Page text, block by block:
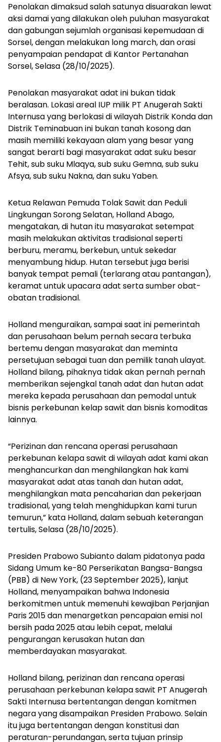
Penolakan dimaksud salah satunya disuarakan lewat
aksi damai yang dilakukan oleh puluhan masyarakat
dan gabungan sejumlah organisasi kepemudaan di
Sorsel, dengan melakukan long march, dan orasi
penyampaian pendapat di Kantor Pertanahan
Sorsel, Selasa (28/10/2025).
Penolakan masyarakat adat ini bukan tidak
beralasan. Lokasi areal IUP milik PT Anugerah Sakti
Internusa yang berlokasi di wilayah Distrik Konda dan
Distrik Teminabuan ini bukan tanah kosong dan
masih memiliki kekayaan alam yang besar yang
sangat berarti bagi masyarakat adat suku besar
Tehit, sub suku Mlaqya, sub suku Gemna, sub suku
Afsya, sub suku Nakna, dan suku Yaben.
Ketua Relawan Pemuda Tolak Sawit dan Peduli
Lingkungan Sorong Selatan, Holland Abago,
mengatakan, di hutan itu masyarakat setempat
masih melakukan aktivitas tradisional seperti
berburu, meramu, berkebun, untuk sekedar
menyambung hidup. Hutan tersebut juga berisi
banyak tempat pemali (terlarang atau pantangan),
keramat untuk upacara adat serta sumber obat-
obatan tradisional.
Holland menguraikan, sampai saat ini pemerintah
dan perusahaan belum pernah secara terbuka
bertemu dengan masyarakat dan meminta
persetujuan sebagai tuan dan pemilik tanah ulayat.
Holland bilang, pihaknya tidak akan pernah pernah
memberikan sejengkal tanah adat dan hutan adat
mereka kepada perusahaan dan pemodal untuk
bisnis perkebunan kelap sawit dan bisnis komoditas
lainnya.
“Perizinan dan rencana operasi perusahaan
perkebunan kelapa sawit di wilayah adat kami akan
menghancurkan dan menghilangkan hak kami
masyarakat adat atas tanah dan hutan adat,
menghilangkan mata pencaharian dan pekerjaan
tradisional, yang telah menghidupkan kami turun
temurun,” kata Holland, dalam sebuah keterangan
tertulis, Selasa (28/10/2025).
Presiden Prabowo Subianto dalam pidatonya pada
Sidang Umum ke-80 Perserikatan Bangsa-Bangsa
(PBB) di New York, (23 September 2025), lanjut
Holland, menyampaikan bahwa Indonesia
berkomitmen untuk memenuhi kewajiban Perjanjian
Paris 2015 dan menargetkan pencapaian emisi nol
bersih pada 2025 atau lebih cepat, melalui
pengurangan kerusakan hutan dan
memberdayakan masyarakat.
Holland bilang, perizinan dan rencana operasi
perusahaan perkebunan kelapa sawit PT Anugerah
Sakti Internusa bertentangan dengan komitmen
negara yang disampaikan Presiden Prabowo. Selain
itu juga bertentangan dengan konstitusi dan
peraturan-perundangan, serta tujuan prinsip